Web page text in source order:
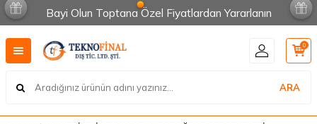
Bayi Olun Toptana Özel Fiyatlardan Yararlanın
ARA
0